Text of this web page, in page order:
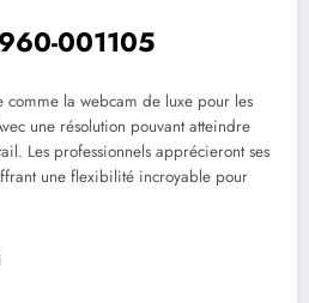
001105
comme la webcam de luxe pour les
une résolution pouvant atteindre
Les professionnels apprécieront ses
une flexibilité incroyable pour